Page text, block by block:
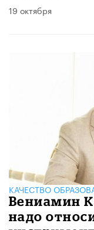
19 октября
КАЧЕСТВО
Вениамин
надо